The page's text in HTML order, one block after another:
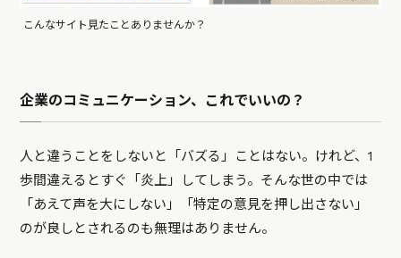
こんなサイト見たことありませんか？
企業のコミュニケーション、これでいいの？
人と違うことをしないと「バズる」ことはない。けれど、1
歩間違えるとすぐ「炎上」してしまう。そんな世の中では
「あえて声を大にしない」「特定の意見を押し出さない」
のが良しとされるのも無理はありません。